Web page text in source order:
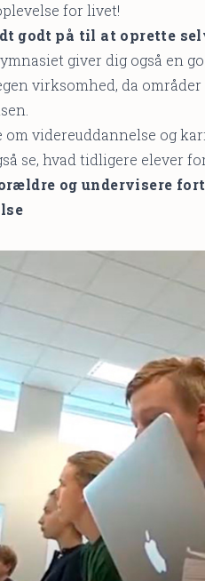
for livet!
godt på til at oprette
giver dig også en
virksomhed, da
videreuddannelse og
se, hvad tidligere elever
og undervisere